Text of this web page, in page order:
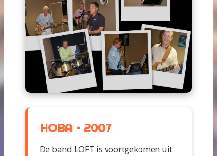
HOBA – 2007
De band LOFT is voortgekomen uit